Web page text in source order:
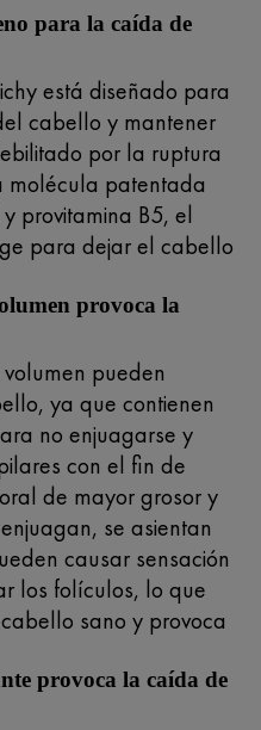
para la caída de
está diseñado para
cabello y mantener
por la ruptura
molécula patentada
provitamina B5, el
para dejar el cabello
provoca la
pueden
ya que contienen
no enjuagarse y
con el fin de
de mayor grosor y
se asientan
causar sensación
los folículos, lo que
sano y provoca
provoca la caída de